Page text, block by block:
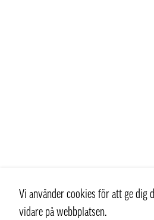
Vi använder cookies för att ge dig
vidare på webbplatsen.